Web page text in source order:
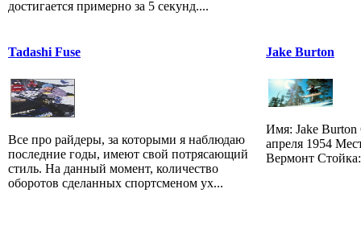
достигается примерно за 5 секунд....
Tadashi Fuse
Все про райдеры, за которыми я наблюдаю
последние годы, имеют свой потрясающий
стиль. На данный момент, количество
оборотов сделанных спортсменом ух...
Jake Burton
Имя: Jake Burton
апреля 1954
Вермонт Стойка: